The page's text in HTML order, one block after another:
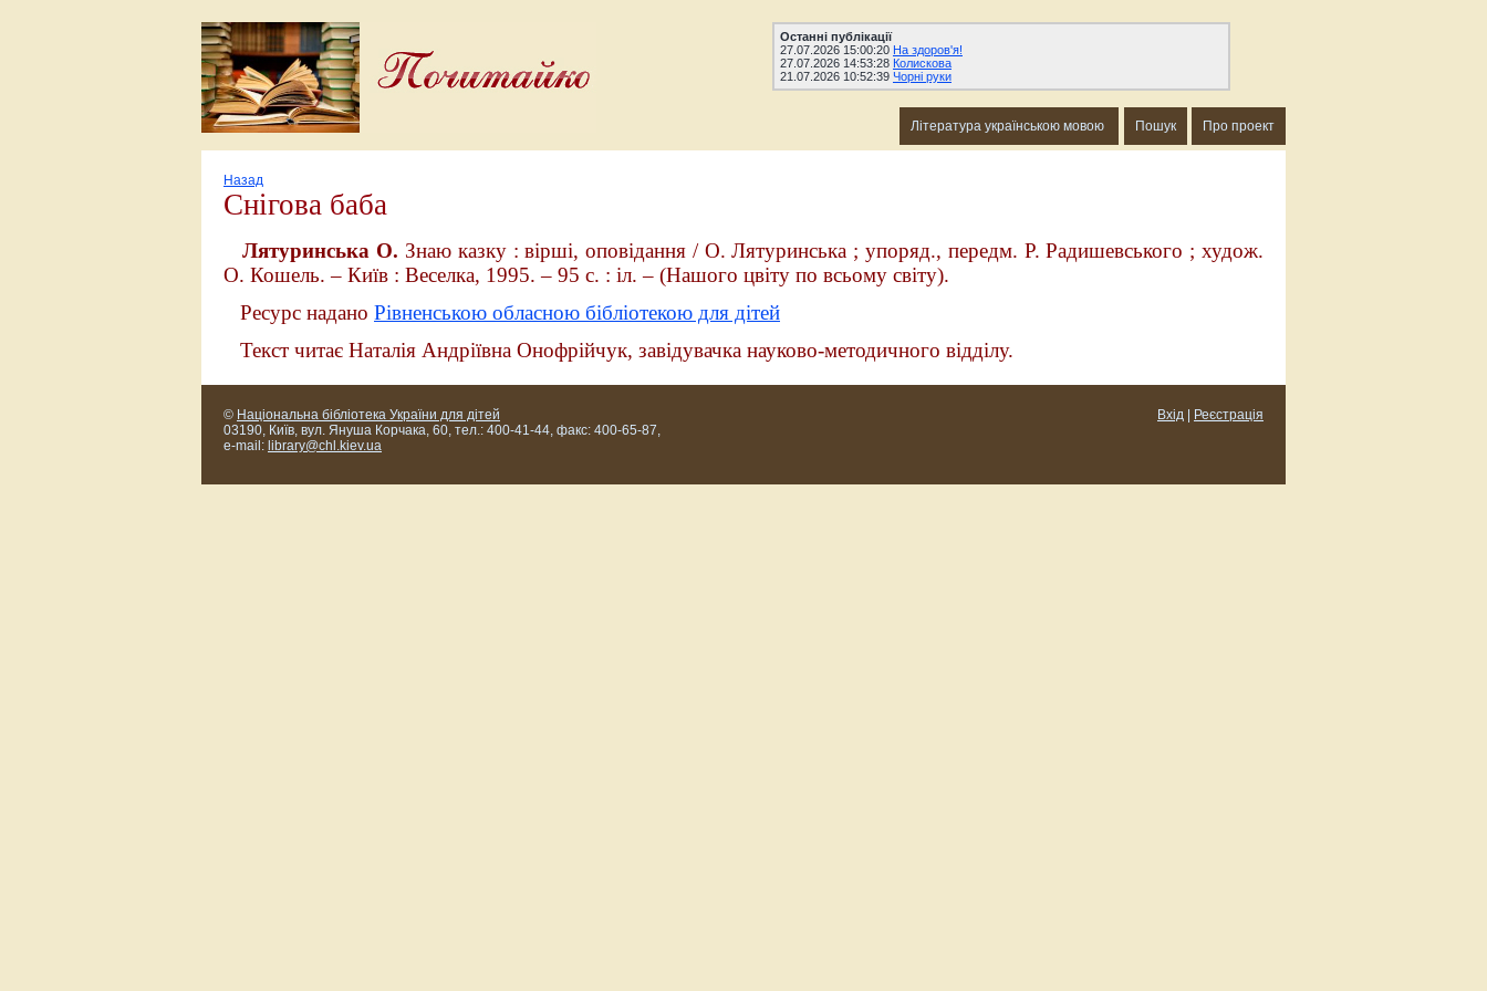
Останні публікації
27.07.2026 15:00:20 На здоров'я!
27.07.2026 14:53:28 Колискова
21.07.2026 10:52:39 Чорні руки
Література українською мовою Пошук Про проект
Назад
Снігова баба
Лятуринська О. Знаю казку : вірші, оповідання / О. Лятуринська ; упоряд., передм. Р. Радишевського ; худож.
О. Кошель. – Київ : Веселка, 1995. – 95 с. : іл. – (Нашого цвіту по всьому світу).
Ресурс надано Рівненською обласною бібліотекою для дітей
Текст читає Наталія Андріївна Онофрійчук, завідувачка науково-методичного відділу.
© Національна бібліотека України для дітей
03190, Київ, вул. Януша Корчака, 60, тел.: 400-41-44, факс: 400-65-87,
e-mail: library@chl.kiev.ua
Вхід Реєстрація